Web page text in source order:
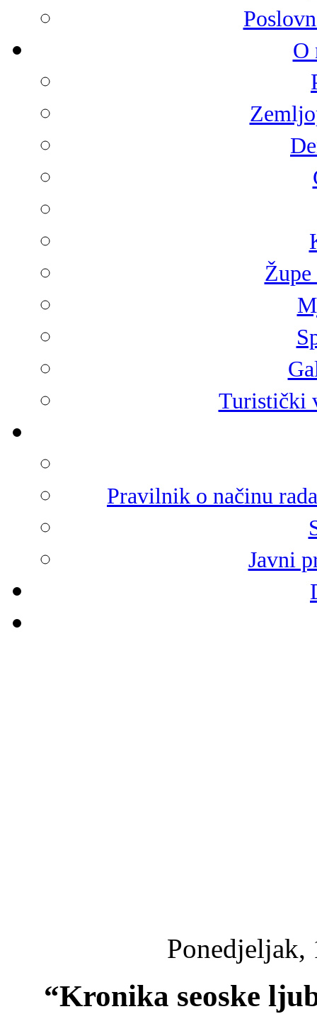
O
Turistički
Pravilnik o načinu
Javni
Ponedjeljak,
“Kronika seoske